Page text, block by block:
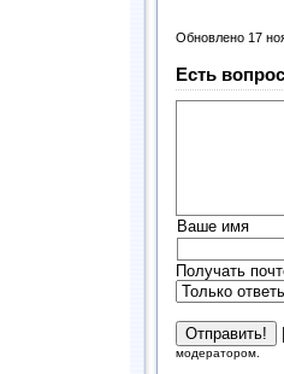
Обновлено 17
Есть
Ваше имя
Получать
модератором.